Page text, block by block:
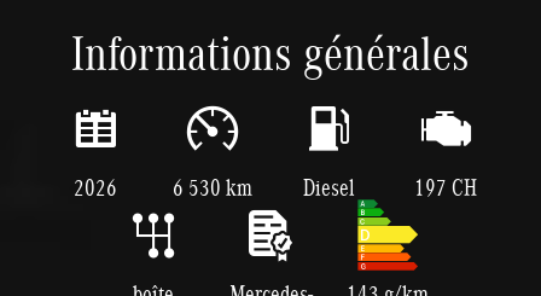
Informations générales
2026 6 530 km Diesel 197 CH